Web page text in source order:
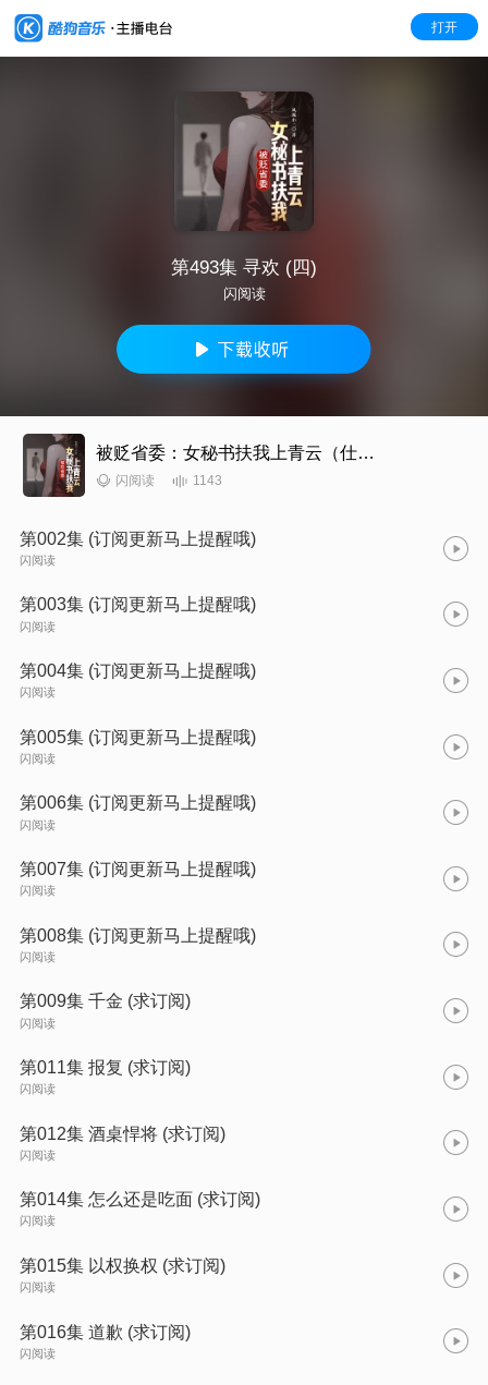
打开
第493集 寻欢 (四)
闪阅读
被贬省委：女秘书扶我上青云（仕途风云|官场升迁逆袭爽文）
闪阅读 1143
第002集 (订阅更新马上提醒哦)
闪阅读
第003集 (订阅更新马上提醒哦)
闪阅读
第004集 (订阅更新马上提醒哦)
闪阅读
第005集 (订阅更新马上提醒哦)
闪阅读
第006集 (订阅更新马上提醒哦)
闪阅读
第007集 (订阅更新马上提醒哦)
闪阅读
第008集 (订阅更新马上提醒哦)
闪阅读
第009集 千金 (求订阅)
闪阅读
第011集 报复 (求订阅)
闪阅读
第012集 酒桌悍将 (求订阅)
闪阅读
第014集 怎么还是吃面 (求订阅)
闪阅读
第015集 以权换权 (求订阅)
闪阅读
第016集 道歉 (求订阅)
闪阅读